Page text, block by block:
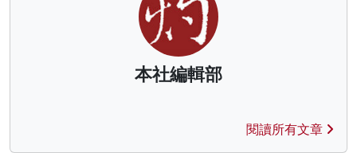
本社編輯部
閱讀所有文章